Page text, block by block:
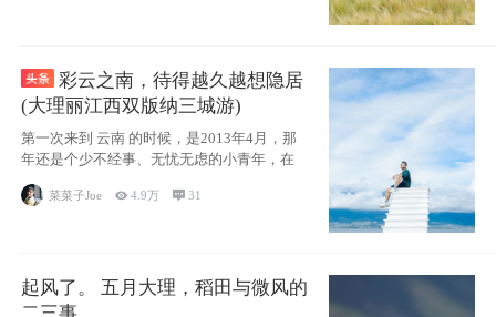
彩云之南，待得越久越想隐居
(大理丽江西双版纳三城游)
第一次来到 云南 的时候，是2013年4月，那
年还是个少不经事、无忧无虑的小青年，在
菜菜子Joe 4.9万  31
起风了。 五月大理，稻田与微风的